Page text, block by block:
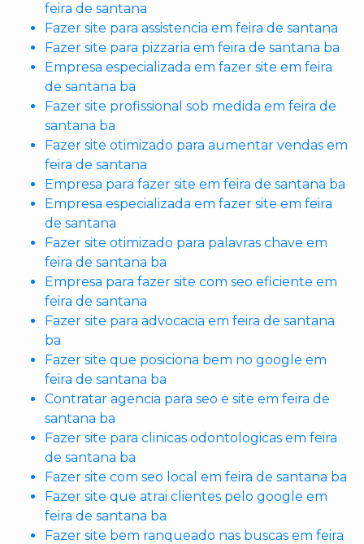
feira de santana
Fazer site para assistencia em feira de santana
Fazer site para pizzaria em feira de santana ba
Empresa especializada em fazer site em feira
de santana ba
Fazer site profissional sob medida em feira de
santana ba
Fazer site otimizado para aumentar vendas em
feira de santana
Empresa para fazer site em feira de santana ba
Empresa especializada em fazer site em feira
de santana
Fazer site otimizado para palavras chave em
feira de santana ba
Empresa para fazer site com seo eficiente em
feira de santana
Fazer site para advocacia em feira de santana
ba
Fazer site que posiciona bem no google em
feira de santana ba
Contratar agencia para seo e site em feira de
santana ba
Fazer site para clinicas odontologicas em feira
de santana ba
Fazer site com seo local em feira de santana ba
Fazer site que atrai clientes pelo google em
feira de santana ba
Fazer site bem ranqueado nas buscas em feira